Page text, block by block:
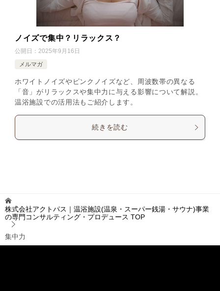
ノイズで集中？リラックス？
公開日： 2025年9月16日
メルマガ
ホワイトノイズやピンクノイズなど、周波数帯の異なる
「音」がリラックスや集中力に与える影響について解説。
温浴施設での活用法もご紹介します。
続きを読む
株式会社アクトパス｜温浴施設(温泉・スーパー銭湯・サウナ)事業
の専門コンサルティング・プロデュース TOP
集中力